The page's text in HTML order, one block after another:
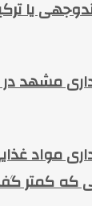
یا
۱۴۰۴ برگزار میشود ؟
مواد
کمتر